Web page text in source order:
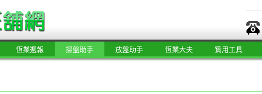
恆業週報 搵盤助手 放盤助手 恆業大夫 實用工具